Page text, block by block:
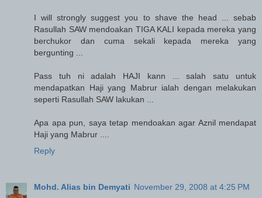
I will strongly suggest you to shave the head ... sebab
Rasullah SAW mendoakan TIGA KALI kepada mereka yang
berchukor dan cuma sekali kepada mereka yang
bergunting ...
Pass tuh ni adalah HAJI kann ... salah satu untuk
mendapatkan Haji yang Mabrur ialah dengan melakukan
seperti Rasullah SAW lakukan ...
Apa apa pun, saya tetap mendoakan agar Aznil mendapat
Haji yang Mabrur ....
Reply
Mohd. Alias bin Demyati November 29, 2008 at 4:25 PM